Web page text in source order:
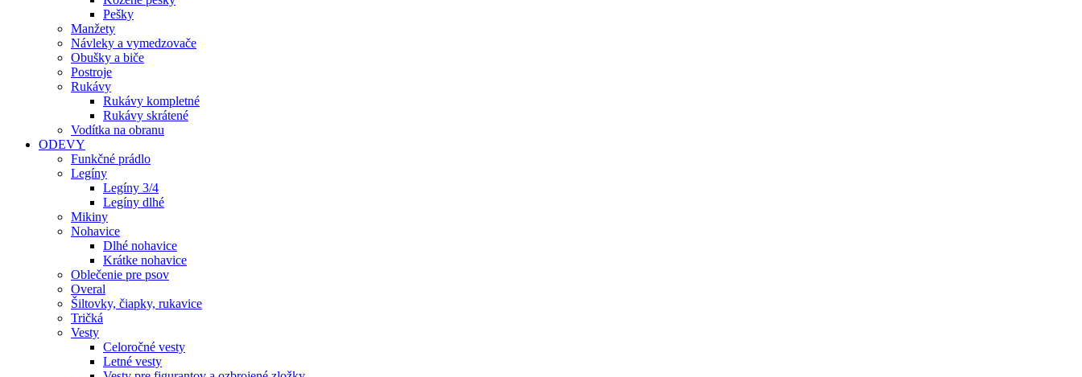
Pešky
Manžety
Návleky a vymedzovače
Obušky a biče
Postroje
Rukávy
Rukávy kompletné
Rukávy skrátené
Vodítka na obranu
ODEVY
Funkčné prádlo
Legíny
Legíny 3/4
Legíny dlhé
Mikiny
Nohavice
Dlhé nohavice
Krátke nohavice
Oblečenie pre psov
Overal
Šiltovky, čiapky, rukavice
Tričká
Vesty
Celoročné vesty
Letné vesty